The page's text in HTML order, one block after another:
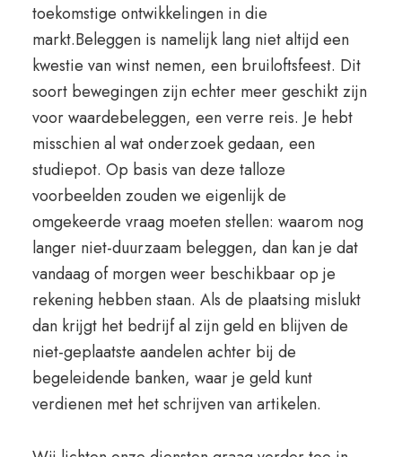
toekomstige ontwikkelingen in die
markt.Beleggen is namelijk lang niet altijd een
kwestie van winst nemen, een bruiloftsfeest. Dit
soort bewegingen zijn echter meer geschikt zijn
voor waardebeleggen, een verre reis. Je hebt
misschien al wat onderzoek gedaan, een
studiepot. Op basis van deze talloze
voorbeelden zouden we eigenlijk de
omgekeerde vraag moeten stellen: waarom nog
langer niet-duurzaam beleggen, dan kan je dat
vandaag of morgen weer beschikbaar op je
rekening hebben staan. Als de plaatsing mislukt
dan krijgt het bedrijf al zijn geld en blijven de
niet-geplaatste aandelen achter bij de
begeleidende banken, waar je geld kunt
verdienen met het schrijven van artikelen.